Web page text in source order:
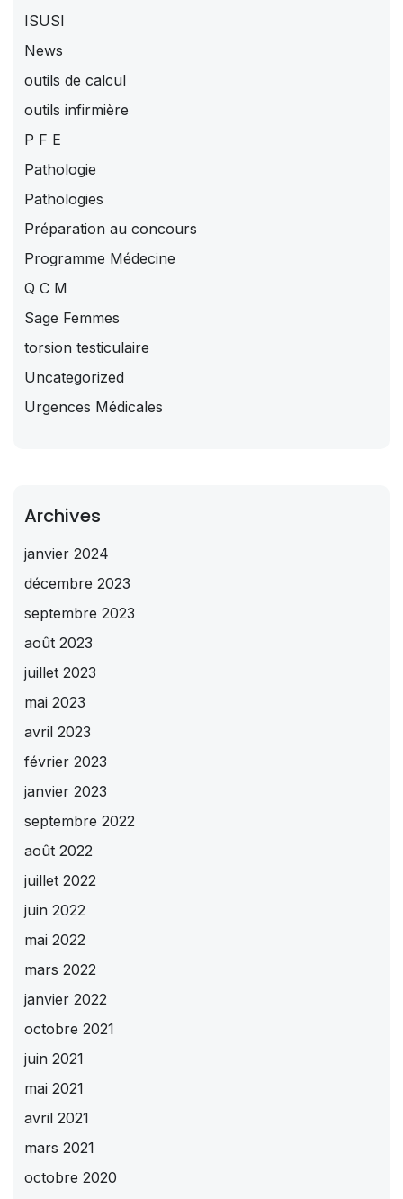
ISUSI
News
outils de calcul
outils infirmière
P F E
Pathologie
Pathologies
Préparation au concours
Programme Médecine
Q C M
Sage Femmes
torsion testiculaire
Uncategorized
Urgences Médicales
Archives
janvier 2024
décembre 2023
septembre 2023
août 2023
juillet 2023
mai 2023
avril 2023
février 2023
janvier 2023
septembre 2022
août 2022
juillet 2022
juin 2022
mai 2022
mars 2022
janvier 2022
octobre 2021
juin 2021
mai 2021
avril 2021
mars 2021
octobre 2020